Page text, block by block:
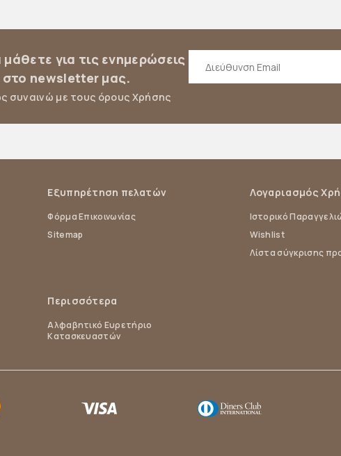
για τις ενημερώσεις
στο newsletter μας.
συναινώ με τους όρους Χρήσης
Εξυπηρέτηση πελατών
Φόρμα Επικοινωνίας
Sitemap
Περισσότερα
Αλφαβητικό Ευρετήριο
Κατασκευαστών
Λογαριασμός
Ιστορικό
Wishlist
Λίστα σύγκρισης